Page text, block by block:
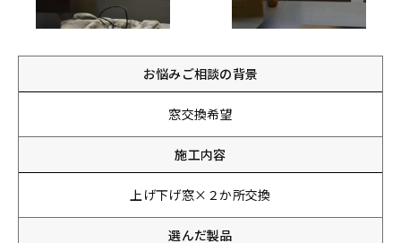
お悩みご相談の背景
窓交換希望
施工内容
上げ下げ窓×２か所交換
選んだ製品